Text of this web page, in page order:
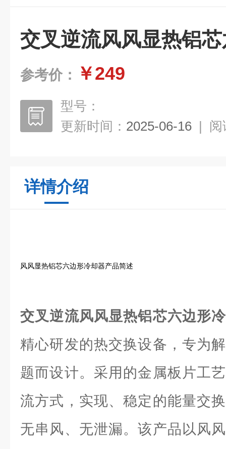
交叉逆流风风显热铝
参考价： ￥249
型号：
更新时间： 2025-06-16 | 阅
详情介绍
风风显热铝芯六边形冷却器产品简述
交叉逆流风风显热铝芯六边形
精心研发的热交换设备，专为
题而设计。采用的金属板片工
流方式，实现、稳定的能量交
无串风、无泄漏。该产品以风